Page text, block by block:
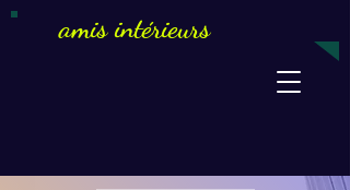
amis intérieurs